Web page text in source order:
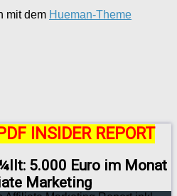
mit dem Hueman-Theme
INSIDER REPORT
5.000 Euro im Monat
Marketing